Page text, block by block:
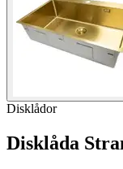
Disklådor
Disklåda